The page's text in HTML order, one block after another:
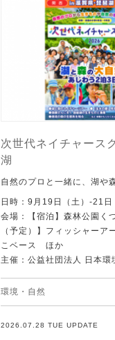
次世代ネイチャース
湖
自然のプロと一緒に、湖や
日時：9月19日（土）-21日
会場：【宿泊】森林公園
（予定）】フィッシャーア
こベース ほか
主催：公益社団法人 日本環
環境・自然
2026.07.28 TUE UPDATE